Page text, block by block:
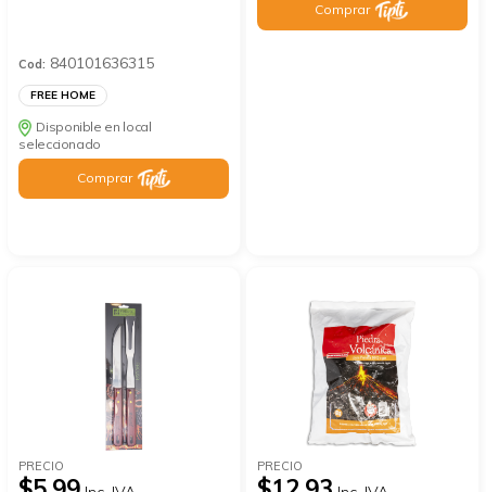
Cod: 840101636315
FREE HOME
Disponible en local
seleccionado
Comprar
Comprar
PRECIO PRECIO